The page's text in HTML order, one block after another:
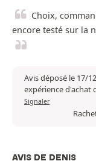
Choix,
encore testé sur la
Avis déposé le 17/
expérience d'achat
Signaler
AVIS DE DENIS